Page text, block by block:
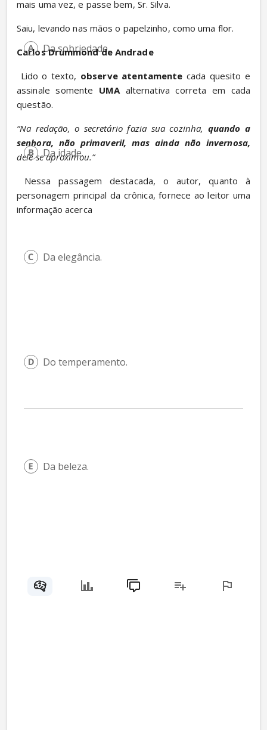
mais uma vez, e passe bem, Sr. Silva.
Saiu, levando nas mãos o papelzinho, como uma flor.
Carlos Drummond de Andrade
Lido o texto, observe atentamente cada quesito e
assinale somente UMA alternativa correta em cada
questão.
“Na redação, o secretário fazia sua cozinha, quando a
senhora, não primaveril, mas ainda não invernosa,
dele se aproximou.”
personagem principal da crônica, fornece ao leitor uma
informação acerca
Da sobriedade.
Da idade.
Da elegância.
Do temperamento.
Da beleza.